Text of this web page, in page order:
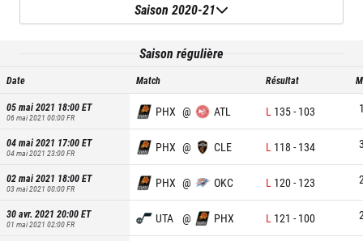
Saison 2020-21
Saison régulière
Date Match Résultat
05 mai 2021 18:00ET
06 mai 2021 00:00FR PHX @ ATL L 135- 103
04 mai 2021 17:00ET
04 mai 2021 23:00FR PHX @ CLE L 118 - 134
02 mai 2021 18:00ET
03 mai 2021 00:00FR PHX @ OKC L 120- 123
30 avr. 2021 20:00ET
01 mai 2021 02:00FR UTA @ PHX L 121 - 100